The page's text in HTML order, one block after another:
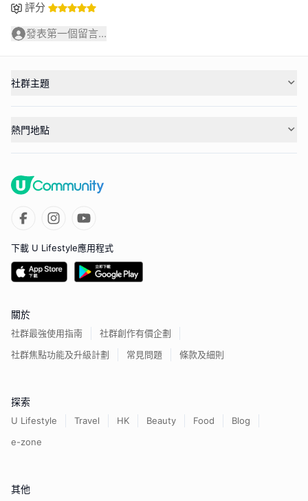
評分
發表第一個留言...
社群主題
熱門地點
下載 U Lifestyle應用程式
關於
社群最強使用指南
社群創作有價企劃
社群焦點功能及升級計劃
常見問題 條款及細則
探索
U Lifestyle Travel HK Beauty Food
Blog
e-zone
其他